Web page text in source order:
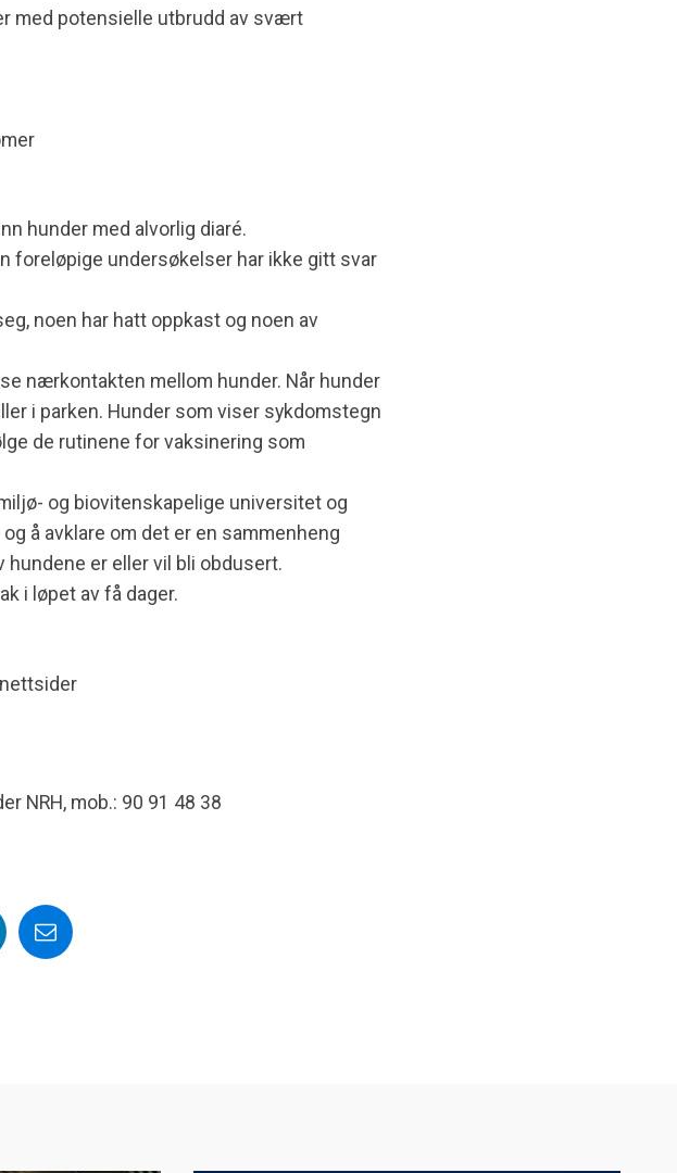
med potensielle utbrudd av svært
hunder med alvorlig diaré.
foreløpige undersøkelser har ikke gitt svar
noen har hatt oppkast og noen av
nærkontakten mellom hunder. Når hunder
i parken. Hunder som viser sykdomstegn
de rutinene for vaksinering som
og biovitenskapelige universitet og
å avklare om det er en sammenheng
hundene er eller vil bli obdusert.
i løpet av få dager.
NRH, mob.: 90 91 48 38